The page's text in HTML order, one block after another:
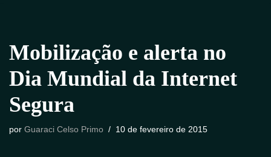
Mobilização e alerta no
Dia Mundial da Internet
Segura
por Guaraci Celso Primo 10 de fevereiro de 2015